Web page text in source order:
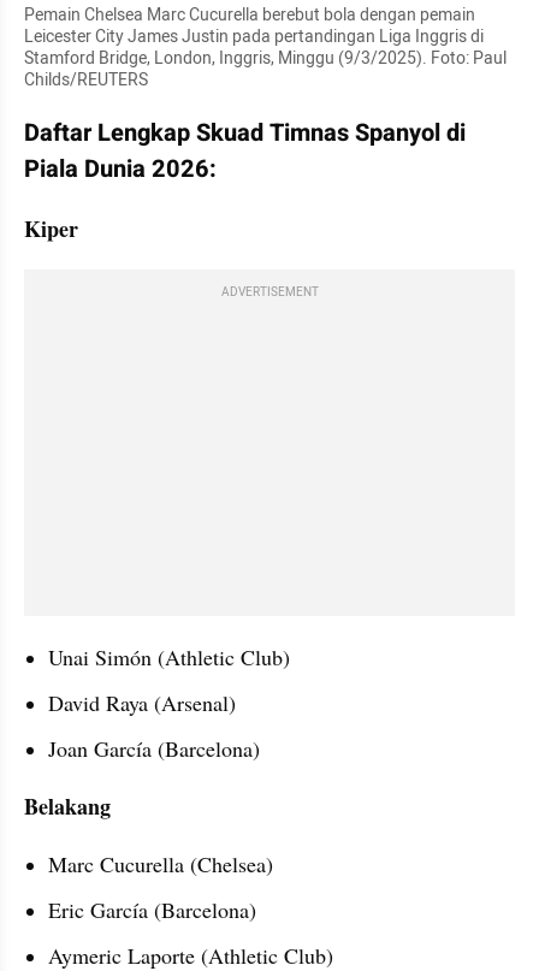
Pemain Chelsea Marc Cucurella berebut bola dengan pemain
Leicester City James Justin pada pertandingan Liga Inggris di
Stamford Bridge, London, Inggris, Minggu (9/3/2025). Foto: Paul
Childs/REUTERS
Daftar Lengkap Skuad Timnas Spanyol di
Piala Dunia 2026:
Kiper
ADVERTISEMENT
Unai Simón (Athletic Club)
David Raya (Arsenal)
Joan García (Barcelona)
Belakang
Marc Cucurella (Chelsea)
Eric García (Barcelona)
Aymeric Laporte (Athletic Club)